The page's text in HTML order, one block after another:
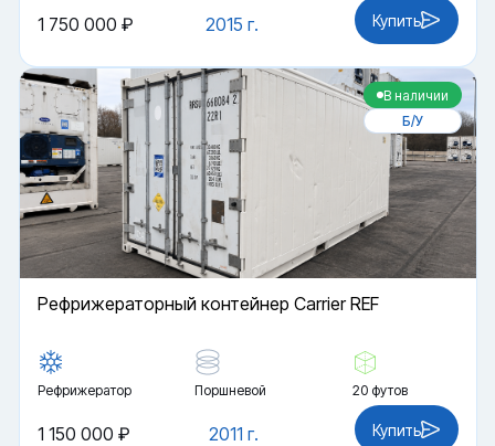
2015 г.
1 750 000 ₽ Купить
В наличии
Б/У
Рефрижераторный контейнер Carrier REF
Рефрижератор Поршневой 20 футов
2011 г.
1 150 000 ₽ Купить